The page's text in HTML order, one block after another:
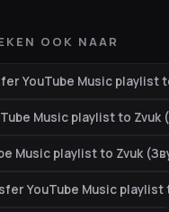
OOK NAAR
YouTube Music playlist
Music playlist to Zvuk
Music playlist to Zvuk
YouTube Music playlist